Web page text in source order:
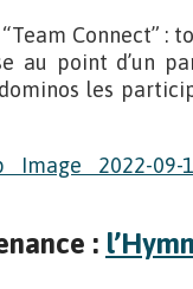
Connect” :
au point d’un
les
: